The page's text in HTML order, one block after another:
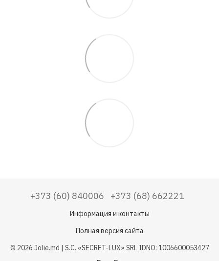
+373 (60) 840006 +373 (68) 662221
Информация и контакты
Полная версия сайта
© 2026 Jolie.md | S.C. «SECRET-LUX» SRL IDNO: 1006600053427